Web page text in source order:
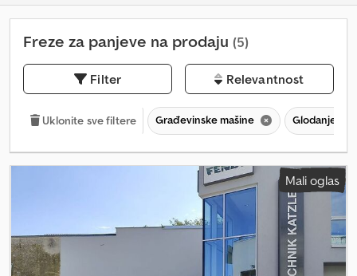
Freze za panjeve na prodaju (5)
Filter Relevantnost
Uklonite sve filtere Građevinske mašine Glodanje
Mali oglas